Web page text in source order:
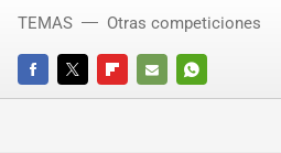
FACEBOOKTWITTERFLIPBOARD
E-
WHATSAPP
TEMAS Otras competiciones